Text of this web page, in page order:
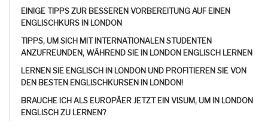
EINIGE TIPPS ZUR BESSEREN VORBEREITUNG AUF EINEN
ENGLISCHKURS IN LONDON
TIPPS, UM SICH MIT INTERNATIONALEN STUDENTEN
ANZUFREUNDEN, WÄHREND SIE IN LONDON ENGLISCH LERNEN
LERNEN SIE ENGLISCH IN LONDON UND PROFITIEREN SIE VON
DEN BESTEN ENGLISCHKURSEN IN LONDON!
BRAUCHE ICH ALS EUROPÄER JETZT EIN VISUM, UM IN LONDON
ENGLISCH ZU LERNEN?